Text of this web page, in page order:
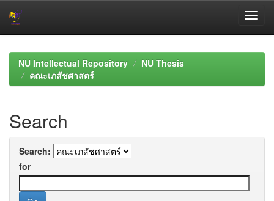
navigationNU Intellectual Repository
NU Thesis
คณะเภสัชศาสตร์
Search
Search:
for